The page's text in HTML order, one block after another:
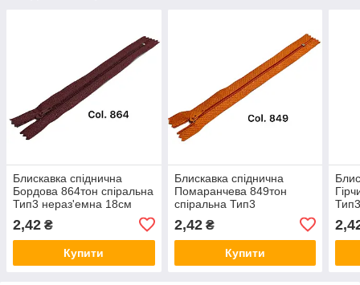
Блискавка спіднична
Бордова 864тон спіральна
Тип3 нераз'емна 18см
2,42 ₴
Купити
Блискавка спіднична
Помаранчева 849тон
спіральна Тип3
2,42₴
Купити